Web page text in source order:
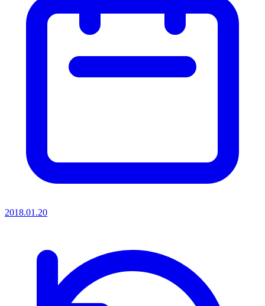
2018.01.20